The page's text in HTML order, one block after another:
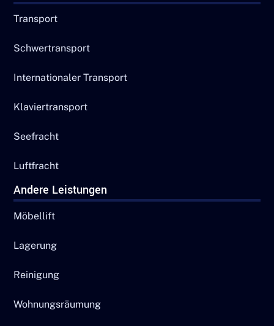
Transport
Schwertransport
Internationaler Transport
Klaviertransport
Seefracht
Luftfracht
Andere Leistungen
Möbellift
Lagerung
Reinigung
Wohnungsräumung